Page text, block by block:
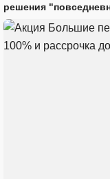
решения